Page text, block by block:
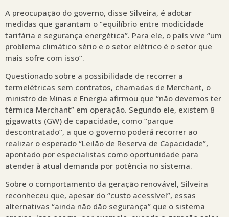
A preocupação do governo, disse Silveira, é adotar
medidas que garantam o “equilíbrio entre modicidade
tarifária e segurança energética”. Para ele, o país vive “um
problema climático sério e o setor elétrico é o setor que
mais sofre com isso”.
Questionado sobre a possibilidade de recorrer a
termelétricas sem contratos, chamadas de Merchant, o
ministro de Minas e Energia afirmou que “não devemos ter
térmica Merchant” em operação. Segundo ele, existem 8
gigawatts (GW) de capacidade, como “parque
descontratado”, a que o governo poderá recorrer ao
realizar o esperado “Leilão de Reserva de Capacidade”,
apontado por especialistas como oportunidade para
atender à atual demanda por potência no sistema.
Sobre o comportamento da geração renovável, Silveira
reconheceu que, apesar do “custo acessível”, essas
alternativas “ainda não dão segurança” que o sistema